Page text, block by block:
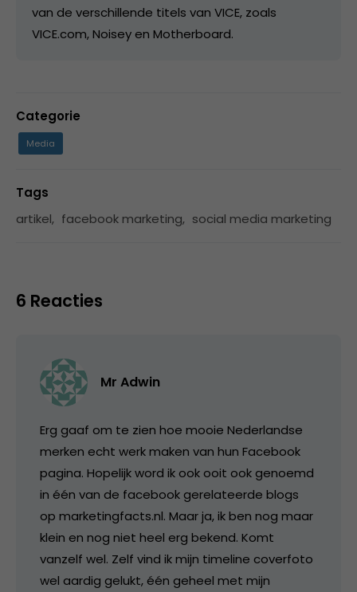
van de verschillende titels van VICE, zoals
VICE.com, Noisey en Motherboard.
Categorie
Media
Tags
artikel, facebook marketing, social media marketing
6 Reacties
Mr Adwin
Erg gaaf om te zien hoe mooie Nederlandse
merken echt werk maken van hun Facebook
pagina. Hopelijk word ik ook ooit ook genoemd
in één van de facebook gerelateerde blogs
op marketingfacts.nl. Maar ja, ik ben nog maar
klein en nog niet heel erg bekend. Komt
vanzelf wel. Zelf vind ik mijn timeline coverfoto
wel aardig gelukt, één geheel met mijn